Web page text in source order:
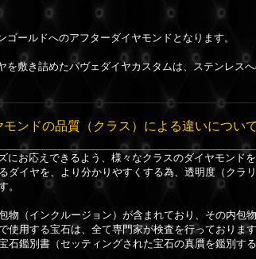
ゴールドへのアフターダイヤモンドとなります。
を敷き詰めたパヴェダイヤカスタムは、ステンレス
モンドの品質（クラス）による違いについ
にお応えできるよう、様々なクラスのダイヤモンドを
ダイヤを、より分かりやすくする為、透明度（クラリ
。
物（インクルージョン）が含まれており、その内包
使用する宝石は、全て専門家が検査を行っておりま
鑑別書（セッティングされた宝石の真贋を鑑別する